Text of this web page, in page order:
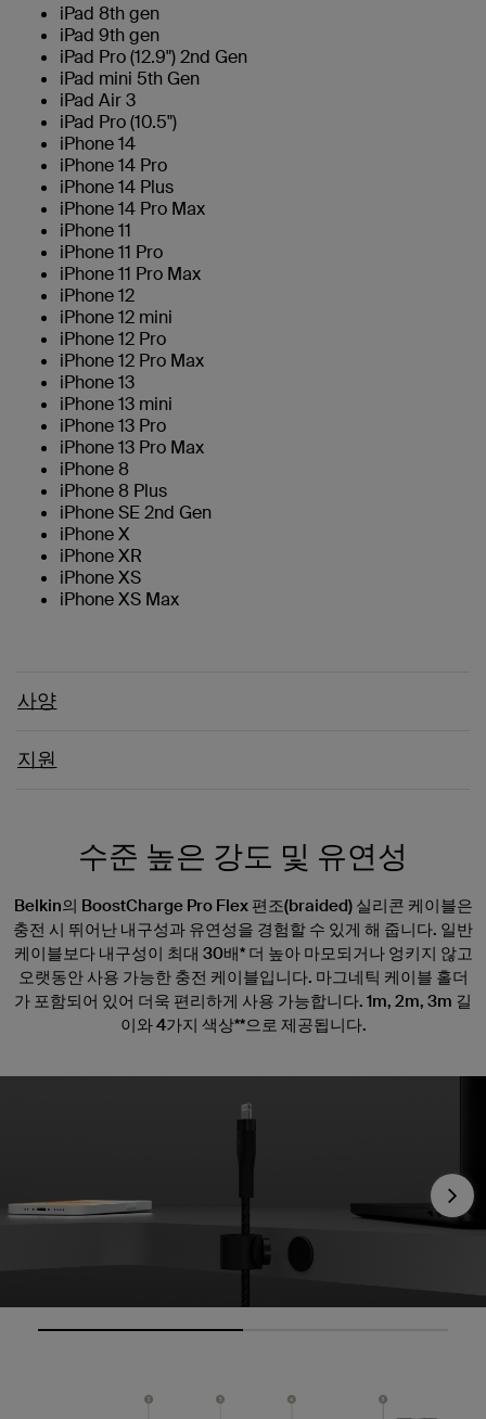
iPad 8th gen
iPad 9th gen
iPad Pro (12.9") 2nd Gen
iPad mini 5th Gen
iPad Air 3
iPad Pro (10.5")
iPhone 14
iPhone 14 Pro
iPhone 14 Plus
iPhone 14 Pro Max
iPhone 11
iPhone 11 Pro
iPhone 11 Pro Max
iPhone 12
iPhone 12 mini
iPhone 12 Pro
iPhone 12 Pro Max
iPhone 13
iPhone 13 mini
iPhone 13 Pro
iPhone 13 Pro Max
iPhone 8
iPhone 8 Plus
iPhone SE 2nd Gen
iPhone X
iPhone XR
iPhone XS
iPhone XS Max
사양
지원
수준 높은 강도 및 유연성
Belkin의 BoostCharge Pro Flex 편조(braided) 실리콘 케이블은
충전 시 뛰어난 내구성과 유연성을 경험할 수 있게 해 줍니다. 일반
케이블보다 내구성이 최대 30배* 더 높아 마모되거나 엉키지 않고
오랫동안 사용 가능한 충전 케이블입니다. 마그네틱 케이블 홀더
가 포함되어 있어 더욱 편리하게 사용 가능합니다. 1m, 2m, 3m 길
이와 4가지 색상**으로 제공됩니다.
Next